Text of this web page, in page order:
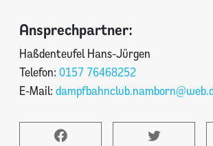
Ansprechpartner:
Haßdenteufel Hans-Jürgen
Telefon: 0157 76468252
E-Mail: